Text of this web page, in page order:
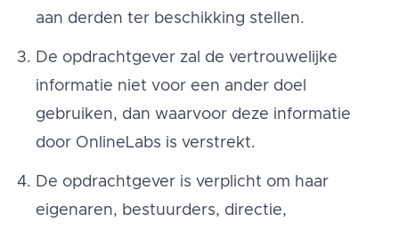
aan derden ter beschikking stellen.
De opdrachtgever zal de vertrouwelijke
informatie niet voor een ander doel
gebruiken, dan waarvoor deze informatie
door OnlineLabs is verstrekt.
De opdrachtgever is verplicht om haar
eigenaren, bestuurders, directie,